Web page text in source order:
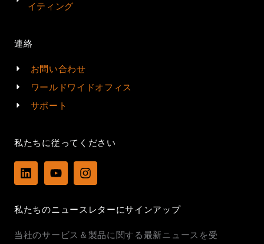
イティング
連絡
お問い合わせ
ワールドワイドオフィス
サポート
私たちに従ってください
L
i
e
i
Y
o
u
e
I
n
a
r
私たちのニュースレターにサインアップ
当社のサービス＆製品に関する最新ニュースを受